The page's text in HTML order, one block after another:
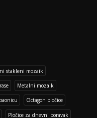
stakleni mozaik
Metalni mozaik
Octagon pločice
Pločice za dnevni boravak